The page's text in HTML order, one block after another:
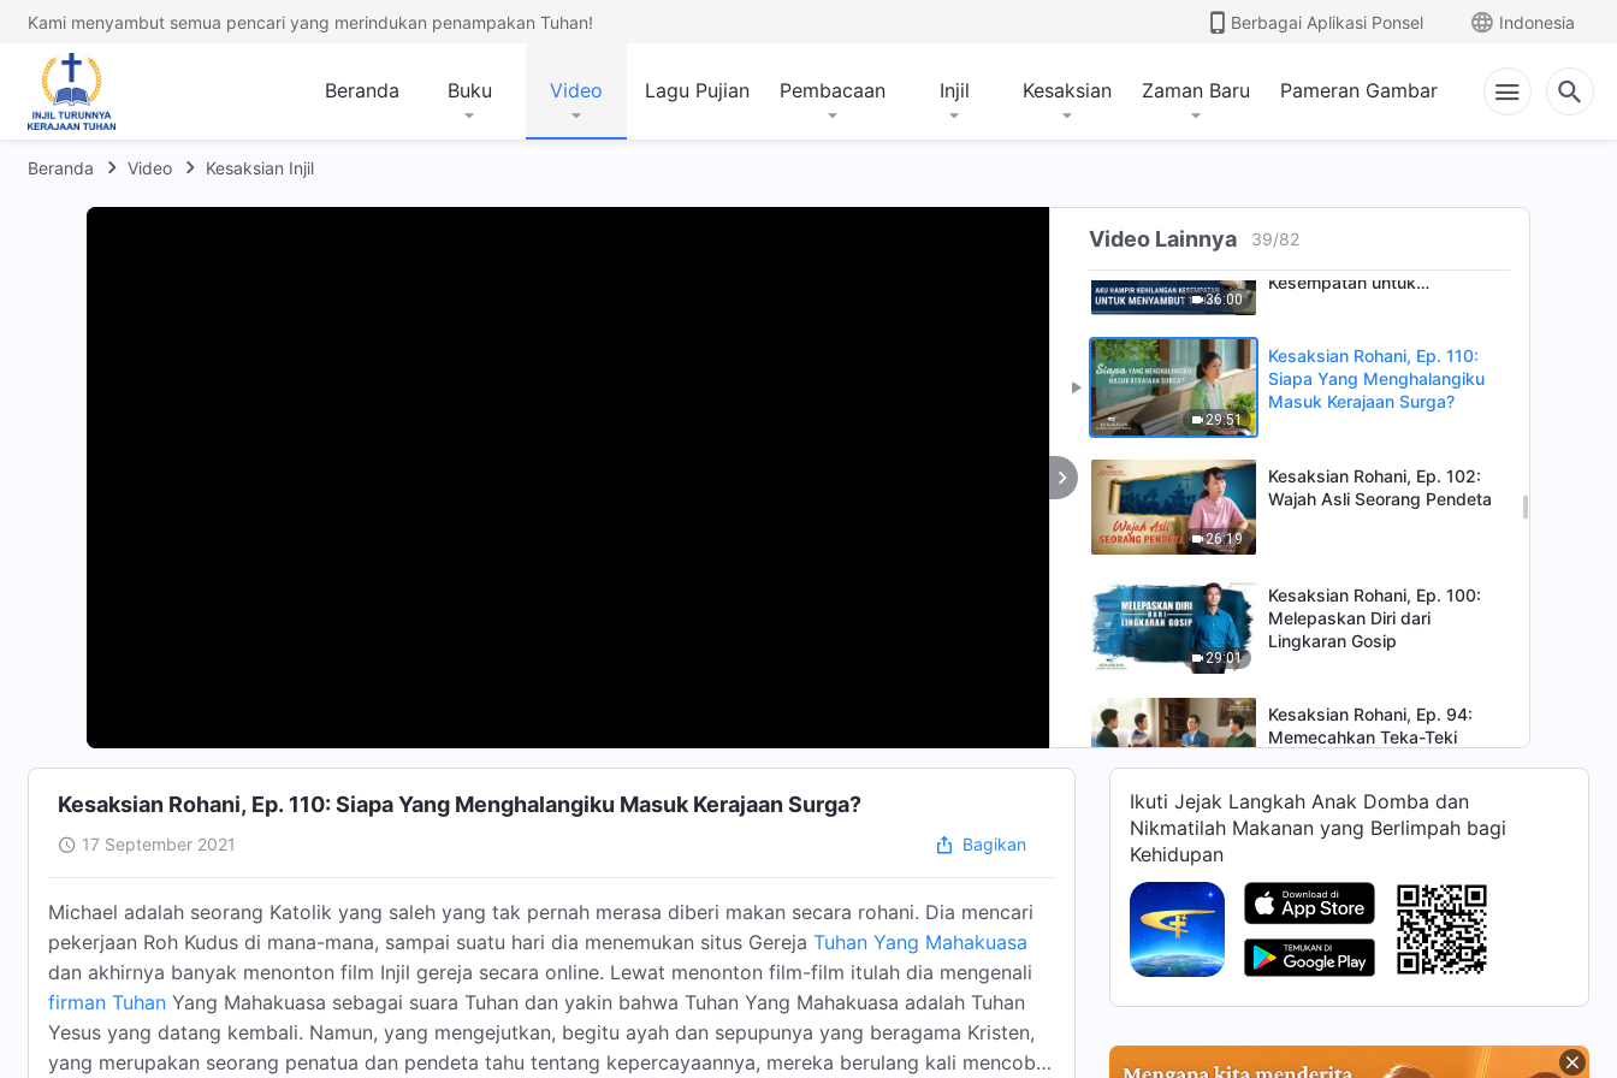
Kami menyambut semua pencari yang merindukan penampakan Tuhan! Berbagai Aplikasi Ponsel Indonesia
Beranda Buku Video Lagu Pujian Pembacaan Injil Kesaksian Zaman Baru Pameran Gambar
Beranda Video Kesaksian Injil
Video Lainnya 39/82
Seorang Pemberontak yang
36:00
Kesaksian Rohani, Ep. 136:
Kesempatan untuk
29:51
Kesaksian Rohani, Ep. 110:
Siapa Yang Menghalangiku
Masuk Kerajaan Surga?
26:19
Kesaksian Rohani, Ep. 102:
Wajah Asli Seorang Pendeta
29:01
Kesaksian Rohani, Ep. 100:
Melepaskan Diri dari
Lingkaran Gosip
Kesaksian Rohani, Ep. 94:
Memecahkan Teka-Teki
34:15
Kesaksian Rohani, Ep. 93: Aku
Masuk ke dalam Kerajaan
Surga
Kesaksian Rohani, Ep. 92:
Hanya Gadis Bijaksana yang
Kesaksian Rohani, Ep. 91:
Kesaksian Rohani, Ep. 110: Siapa Yang Menghalangiku Masuk Kerajaan Surga?
17 September 2021 Bagikan
Michael adalah seorang Katolik yang saleh yang tak pernah merasa diberi makan secara rohani. Dia mencari
pekerjaan Roh Kudus di mana-mana, sampai suatu hari dia menemukan situs Gereja Tuhan Yang Mahakuasa
dan akhirnya banyak menonton film Injil gereja secara online. Lewat menonton film-film itulah dia mengenali
firman Tuhan Yang Mahakuasa sebagai suara Tuhan dan yakin bahwa Tuhan Yang Mahakuasa adalah Tuhan
Yesus yang datang kembali. Namun, yang mengejutkan, begitu ayah dan sepupunya yang beragama Kristen,
yang merupakan seorang penatua dan pendeta tahu tentang kepercayaannya, mereka berulang kali mencoba
Ikuti Jejak Langkah Anak Domba dan
Nikmatilah Makanan yang Berlimpah bagi
Kehidupan